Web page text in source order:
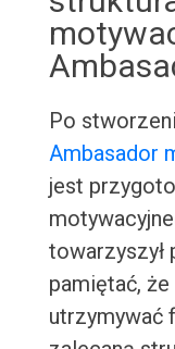
Po
Ambasador
jest
towarzyszył
pamiętać,
utrzymywać